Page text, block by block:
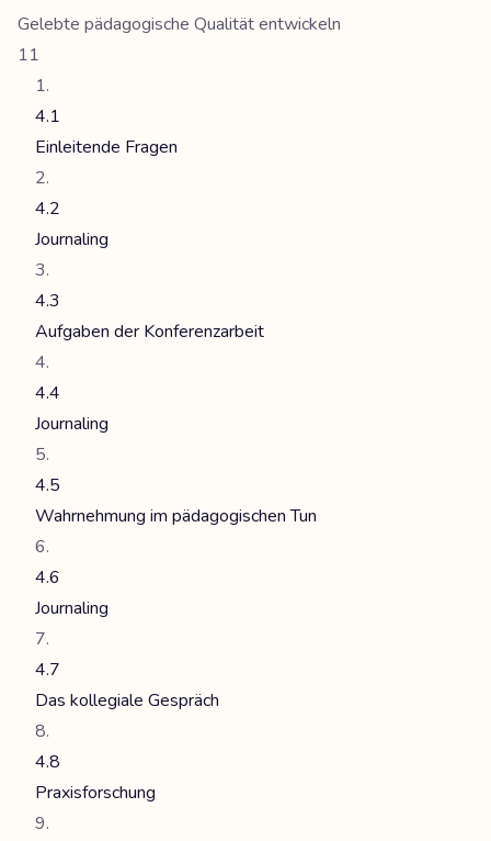
Gelebte pädagogische Qualität entwickeln
11
4.1
Einleitende Fragen
4.2
Journaling
4.3
Aufgaben der Konferenzarbeit
4.4
Journaling
4.5
Wahrnehmung im pädagogischen Tun
4.6
Journaling
4.7
Das kollegiale Gespräch
4.8
Praxisforschung